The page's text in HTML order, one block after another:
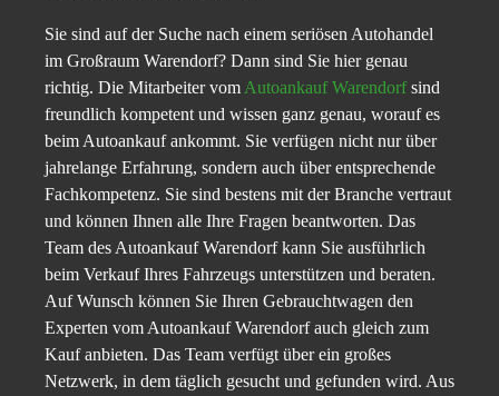
Sie sind auf der Suche nach einem seriösen Autohandel
im Großraum Warendorf? Dann sind Sie hier genau
richtig. Die Mitarbeiter vom Autoankauf Warendorfsind
freundlich kompetent und wissen ganz genau, worauf es
beim Autoankauf ankommt. Sie verfügen nicht nur über
jahrelange Erfahrung, sondern auch über entsprechende
Fachkompetenz. Sie sind bestens mit der Branche vertraut
und können Ihnen alle Ihre Fragen beantworten. Das
Team des Autoankauf Warendorf kann Sie ausführlich
beim Verkauf Ihres Fahrzeugs unterstützen und beraten.
Auf Wunsch können Sie Ihren Gebrauchtwagen den
Experten vom Autoankauf Warendorf auch gleich zum
Kauf anbieten. Das Team verfügt über ein großes
Netzwerk, in dem täglich gesucht und gefunden wird. Aus